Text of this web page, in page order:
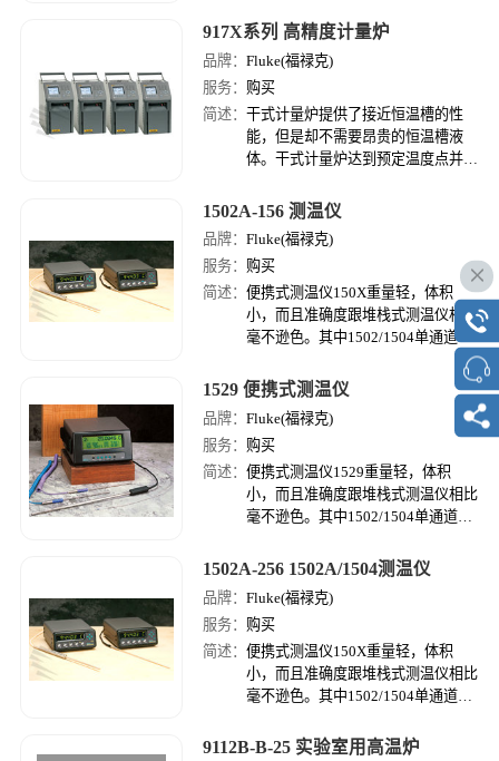
它工具，一台现场计量炉足以应付各
计量全部搬到了现场。
917X系列 高精度计量炉
品牌：Fluke(福禄克)
服务： 购买
简述：干式计量炉提供了接近恒温槽的性
能，但是却不需要昂贵的恒温槽液
体。干式计量炉达到预定温度点并且
样即可节省技术人员的工作时间，提
高检定速度。
1502A-156 测温仪
品牌：Fluke(福禄克)
服务： 购买
简述：便携式测温仪150X重量轻，体积
小，而且准确度跟堆栈式测温仪相比
毫不逊色。其中1502/1504单通道测
温仪是工业界较小的标准级数字温度
计，其准确度达到±0.006℃，并可溯
1529 便携式测温仪
品牌：Fluke(福禄克)
服务： 购买
简述：便携式测温仪1529重量轻，体积
小，而且准确度跟堆栈式测温仪相比
毫不逊色。其中1502/1504单通道测
计，其准确度达到±0.006℃，并可溯
1502A-256 1502A/1504测温仪
品牌：Fluke(福禄克)
服务： 购买
简述：便携式测温仪150X重量轻，体积
小，而且准确度跟堆栈式测温仪相比
毫不逊色。其中1502/1504单通道测
计，其准确度达到±0.006℃，并可溯
9112B-B-25 实验室用高温炉